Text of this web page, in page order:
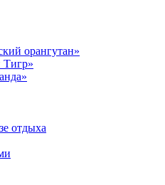
орангутан»
отдыха